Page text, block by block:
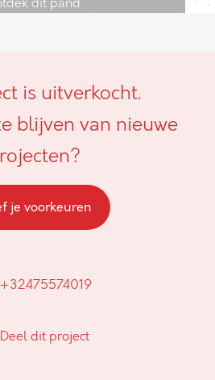
is uitverkocht.
blijven van nieuwe
je voorkeuren
+32475574019
Deel dit project